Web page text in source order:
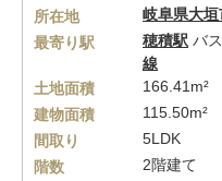
所在地 岐阜県大垣
最寄り駅
穂積駅 バ
線
土地面積
166.41m²
建物面積
115.50m²
間取り
5LDK
階数
2階建て